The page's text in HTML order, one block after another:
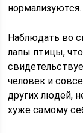
нормализуются.
Наблюдать во
лапы птицы,
человек и
других людей,
хуже самому